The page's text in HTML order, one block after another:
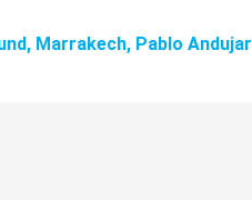
Marrakech, Pablo Andujar